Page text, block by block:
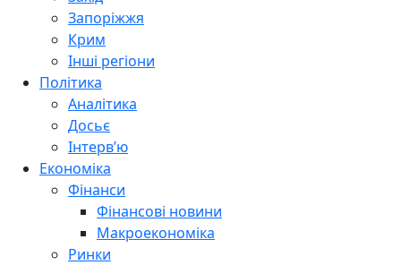
Запоріжжя
Крим
Інші регіони
Політика
Аналітика
Досьє
Інтерв’ю
Економіка
Фінанси
Фінансові новини
Макроекономіка
Ринки